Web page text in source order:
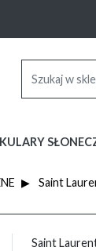
Saint
Saint